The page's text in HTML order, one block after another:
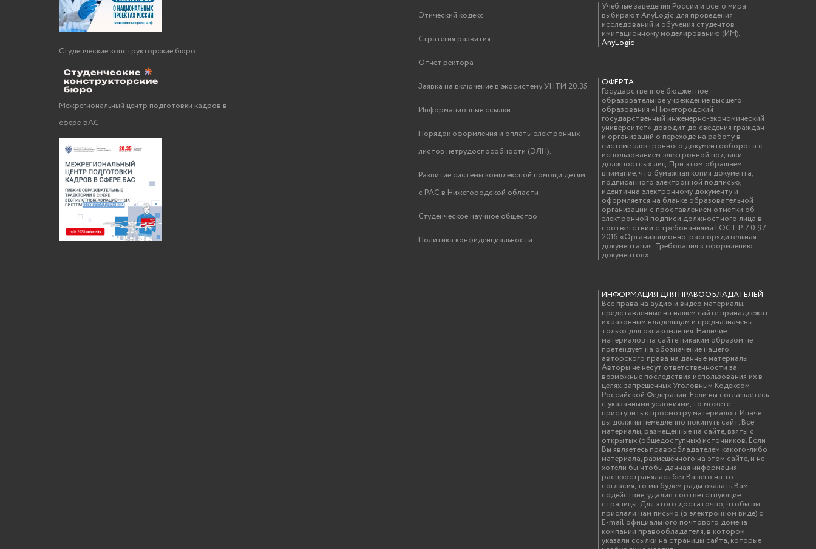
Студенческие конструкторские бюро
Межрегиональный центр подготовки кадров в
сфере БАС
Этический кодекс
Стратегия развития
Отчёт ректора
Заявка на включение в экосистему УНТИ 20.35
Информационные ссылки
Порядок оформления и оплаты электронных
листов нетрудоспособности (ЭЛН).
Развитие системы комплексной помощи детям
с РАС в Нижегородской области
Студенческое научное общество
Политика конфиденциальности
Учебные заведения России и всего мира
выбирают AnyLogic для проведения
исследований и обучения студентов
имитационному моделированию (ИМ).
AnyLogic
ОФЕРТА
Государственное бюджетное
образовательное учреждение высшего
образования «Нижегородский
государственный инженерно-экономический
университет» доводит до сведения граждан
и организаций о переходе на работу в
системе электронного документооборота с
использованием электронной подписи
должностных лиц. При этом обращаем
внимание, что бумажная копия документа,
подписанного электронной подписью,
идентична электронному документу и
оформляется на бланке образовательной
организации с проставлением отметки об
электронной подписи должностного лица в
соответствии с требованиями ГОСТ Р 7.0.97-
2016 «Организационно-распорядительная
документация. Требования к оформлению
документов»
ИНФОРМАЦИЯ ДЛЯ ПРАВООБЛАДАТЕЛЕЙ
Все права на аудио и видео материалы,
представленные на нашем сайте принадлежат
их законным владельцам и предназначены
только для ознакомления. Наличие
материалов на сайте никаким образом не
претендует на обозначение нашего
авторского права на данные материалы.
Авторы не несут ответственности за
возможные последствия использования их в
целях, запрещенных Уголовным Кодексом
Российской Федерации. Если вы соглашаетесь
с указанными условиями, то можете
приступить к просмотру материалов. Иначе
вы должны немедленно покинуть сайт. Все
материалы, размещенные на сайте, взяты с
открытых (общедоступных) источников. Если
Вы являетесь правообладателем какого-либо
материала, размещённого на этом сайте, и не
хотели бы чтобы данная информация
распространялась без Вашего на то
согласия, то мы будем рады оказать Вам
содействие, удалив соответствующие
страницы. Для этого достаточно, чтобы вы
прислали нам письмо (в электронном виде) с
E-mail официального почтового домена
компании правообладателя, в котором
указали ссылки на страницы сайта, которые